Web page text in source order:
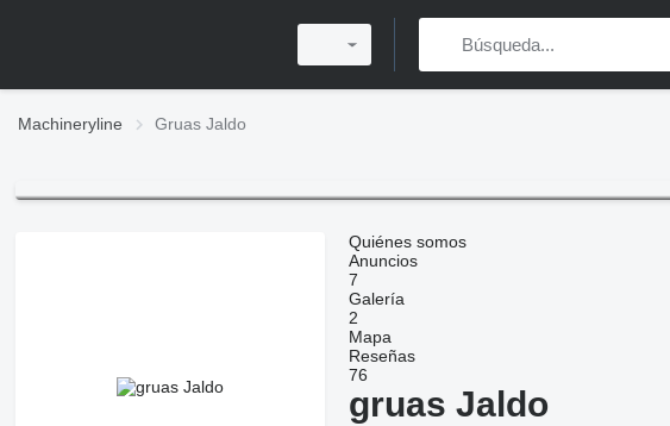
Machineryline Gruas Jaldo
Quiénes somos
Anuncios
7
Galería
2
Mapa
Reseñas
76
gruas Jaldo